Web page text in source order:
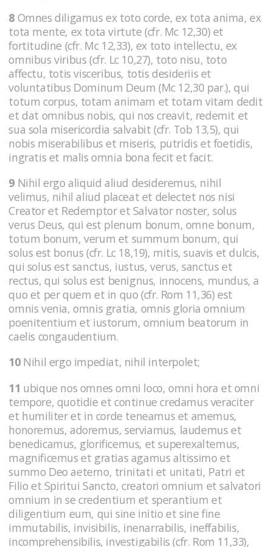
8 Omnes diligamus ex toto corde, ex tota anima, ex
tota mente, ex tota virtute (cfr. Mc 12,30) et
fortitudine (cfr. Mc 12,33), ex toto intellectu, ex
omnibus viribus (cfr. Lc 10,27), toto nisu, toto
affectu, totis visceribus, totis desideriis et
voluntatibus Dominum Deum (Mc 12,30 par.), qui
totum corpus, totam animam et totam vitam dedit
et dat omnibus nobis, qui nos creavit, redemit et
sua sola misericordia salvabit (cfr. Tob 13,5), qui
nobis miserabilibus et miseris, putridis et foetidis,
ingratis et malis omnia bona fecit et facit.
9 Nihil ergo aliquid aliud desideremus, nihil
velimus, nihil aliud placeat et delectet nos nisi
Creator et Redemptor et Salvator noster, solus
verus Deus, qui est plenum bonum, omne bonum,
totum bonum, verum et summum bonum, qui
solus est bonus (cfr. Lc 18,19), mitis, suavis et dulcis,
qui solus est sanctus, iustus, verus, sanctus et
rectus, qui solus est benignus, innocens, mundus, a
quo et per quem et in quo (cfr. Rom 11,36) est
omnis venia, omnis gratia, omnis gloria omnium
poenitentium et iustorum, omnium beatorum in
caelis congaudentium.
10Nihil ergo impediat, nihil interpolet;
11 ubique nos omnes omni loco, omni hora et omni
tempore, quotidie et continue credamus veraciter
et humiliter et in corde teneamus et amemus,
honoremus, adoremus, serviamus, laudemus et
benedicamus, glorificemus, et superexaltemus,
magnificemus et gratias agamus altissimo et
summo Deo aeterno, trinitati et unitati, Patri et
Filio et Spiritui Sancto, creatori omnium et salvatori
omnium in se credentium et sperantium et
diligentium eum, qui sine initio et sine fine
immutabilis, invisibilis, inenarrabilis, ineffabilis,
incomprehensibilis, investigabilis (cfr. Rom 11,33),